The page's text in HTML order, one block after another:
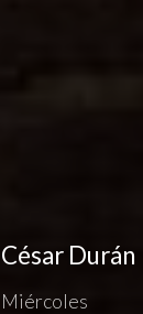
César Durán
Miércoles